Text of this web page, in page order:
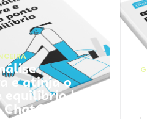
e atinja o
equilíbrio |